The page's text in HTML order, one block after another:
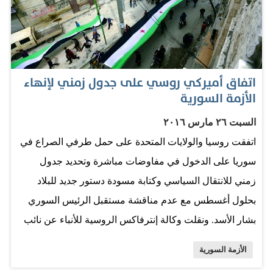
الآن في الحملة على تدمر. المصدر: صحيفة البيان
اتفاق أميركي روسي على جدول زمني لإنهاء
الأزمة السورية
السبت ٢٦ مارس ٢٠١٦
اتفقت روسيا والولايات المتحدة على حمل طرفي الصراع في
سوريا على الدخول في مفاوضات مباشرة وتحديد جدول
زمني للانتقال السياسي وكتابة مسودة دستور جديد للبلاد
بحلول أغسطس مع عدم مناقشة مستقبل الرئيس السوري
بشار الأسد. ونقلت وكالة إنترفاكس الروسية للأنباء عن نائب
الأزمة السورية